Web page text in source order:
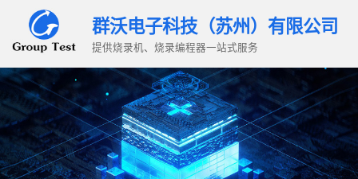
群沃电子科技（苏州）有限公司
提供烧录机、烧录编程器一站式服务